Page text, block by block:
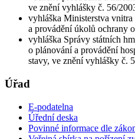
ve znění vyhlášky č. 56/
vyhláška Ministerstva
a provádění úkolů ochrany
vyhláška Správy státních
o plánování a provádění
stavy, ve znění vyhlášky č.
Úřad
E-podatelna
Úřední deska
Povinné informace dle